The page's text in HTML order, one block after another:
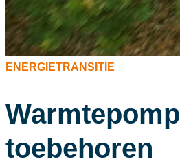
ENERGIETRANSITIE
Warmtepomp
toebehoren